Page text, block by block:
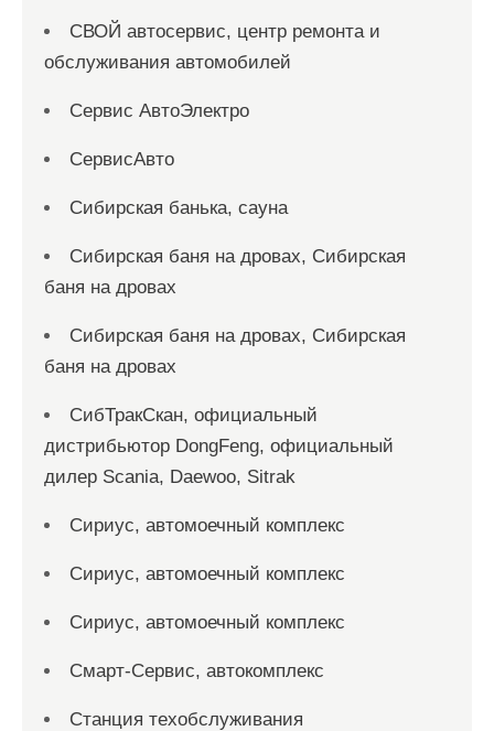
СВОЙ автосервис, центр ремонта и
обслуживания автомобилей
Сервис АвтоЭлектро
СервисАвто
Сибирская банька, сауна
Сибирская баня на дровах, Сибирская
баня на дровах
Сибирская баня на дровах, Сибирская
баня на дровах
СибТракСкан, официальный
дистрибьютор DongFeng, официальный
дилер Scania, Daewoo, Sitrak
Сириус, автомоечный комплекс
Сириус, автомоечный комплекс
Сириус, автомоечный комплекс
Смарт-Сервис, автокомплекс
Станция техобслуживания